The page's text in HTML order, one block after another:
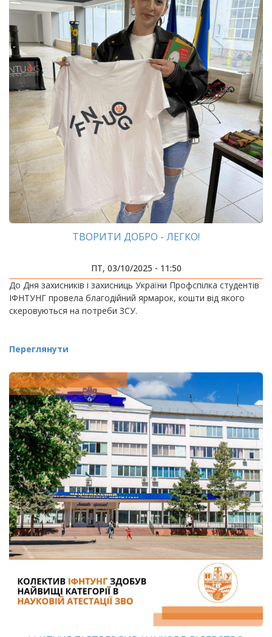
ТВОРИТИ ДОБРО - ЛЕГКО!
ПТ, 03/10/2025 - 11:50
До Дня захисників і захисниць України Профспілка студентів
ІФНТУНГ провела благодійний ярмарок, кошти від якого
скеровуються на потреби ЗСУ.
Переглянути